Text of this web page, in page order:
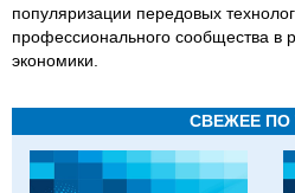
популяризации передовых
профессионального сообщества в
экономики.
СВЕЖЕЕ ПО